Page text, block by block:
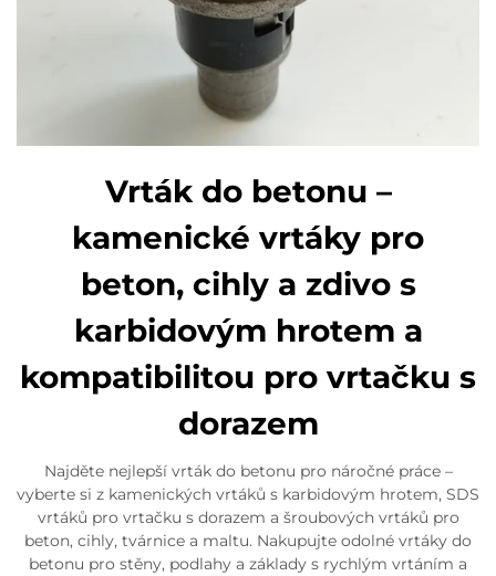
Vrták do betonu –
kamenické vrtáky pro
beton, cihly a zdivo s
karbidovým hrotem a
kompatibilitou pro vrtačku s
dorazem
Najděte nejlepší vrták do betonu pro náročné práce –
vyberte si z kamenických vrtáků s karbidovým hrotem, SDS
vrtáků pro vrtačku s dorazem a šroubových vrtáků pro
beton, cihly, tvárnice a maltu. Nakupujte odolné vrtáky do
betonu pro stěny, podlahy a základy s rychlým vrtáním a